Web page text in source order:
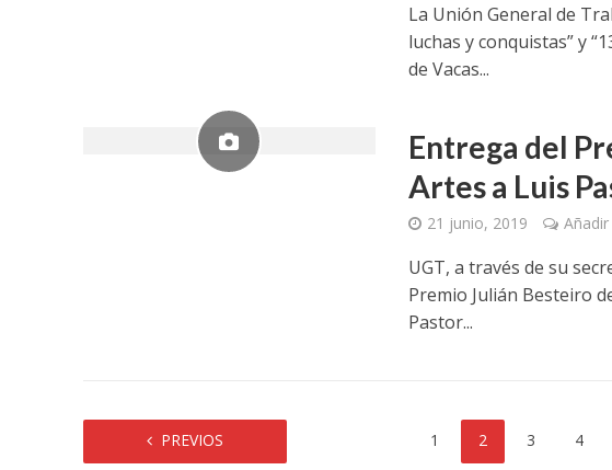
La Unión General de
luchas y conquistas” y
de Vacas...
Entrega del
Artes a Luis
21 junio, 2019
UGT, a través de su
Premio Julián Besteiro
Pastor...
PREVIOS 1 2 3 4